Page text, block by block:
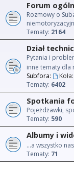
Forum
Rozmowy o
Tematy: 2164
Dział
Pytania i
inne tematy dla
Subfora:
Tematy: 6402
Spotkania
Pojeżdżawki,
Tematy: 590
Albumy i
...a wszystko
Tematy: 71